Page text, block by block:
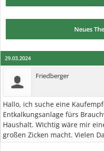
Neues
29.03.2024
Friedberger
Hallo, ich suche eine
Entkalkungsanlage fürs
Haushalt. WIchtig wäre mir
großen Zicken macht. Vielen